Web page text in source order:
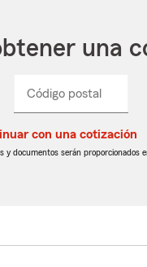
una
Código postal
postal
de
postal
de
_____
con una cotización
y documentos serán proporcionados